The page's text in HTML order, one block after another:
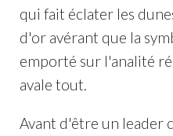
qui fait éclater les
d'or avérant que la
emporté sur l'analité
avale tout.
Avant d'être un leader